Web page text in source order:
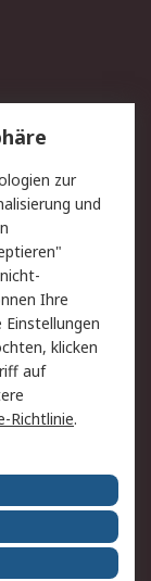
Konditionen
zur
und
Ihre
klicken
auf
Richtlinie.